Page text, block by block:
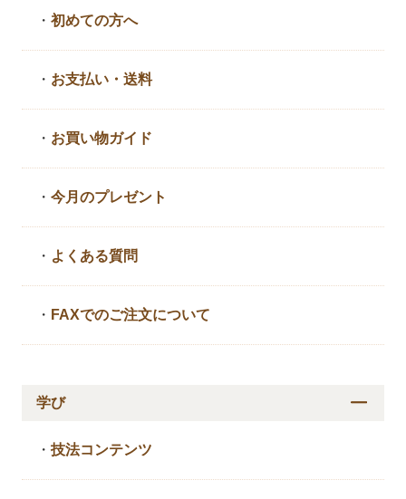
・初めての方へ
・ お支払い・送料
・ お買い物ガイド
・今月のプレゼント
・ よくある質問
・ FAXでのご注文について
学び
・技法コンテンツ